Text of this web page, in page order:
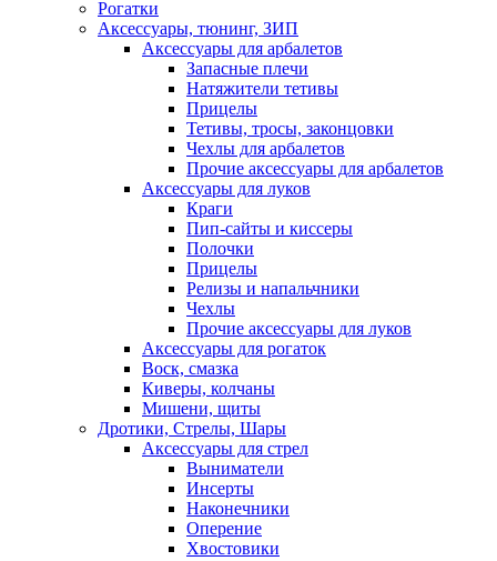
Рогатки
Аксессуары, тюнинг, ЗИП
Аксессуары для арбалетов
Запасные плечи
Натяжители тетивы
Прицелы
Тетивы, тросы, законцовки
Чехлы для арбалетов
Прочие аксессуары для арбалетов
Аксессуары для луков
Краги
Пип-сайты и киссеры
Полочки
Прицелы
Релизы и напальчники
Чехлы
Прочие аксессуары для луков
Аксессуары для рогаток
Воск, смазка
Киверы, колчаны
Мишени, щиты
Дротики, Стрелы, Шары
Аксессуары для стрел
Выниматели
Инсерты
Наконечники
Оперение
Хвостовики